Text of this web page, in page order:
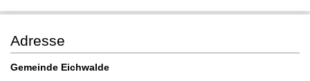
Adresse
Gemeinde Eichwalde